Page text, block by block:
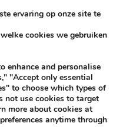
ZZPBELANG ®
ervaring op onze site te
cookies we gebruiken
enhance and personalise
"Accept only essential
to choose which types of
not use cookies to target
more about cookies at
anytime through